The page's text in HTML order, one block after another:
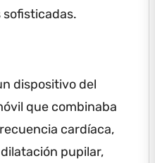
dispositivo del
que combinaba
cardíaca,
pupilar,